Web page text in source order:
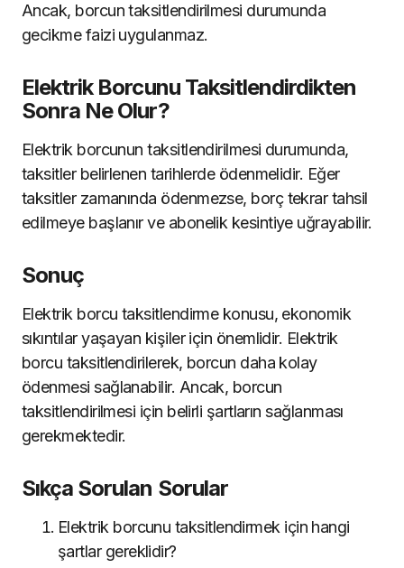
Ancak, borcun taksitlendirilmesi durumunda
gecikme faizi uygulanmaz.
Elektrik Borcunu Taksitlendirdikten
Sonra Ne Olur?
Elektrik borcunun taksitlendirilmesi durumunda,
taksitler belirlenen tarihlerde ödenmelidir. Eğer
taksitler zamanında ödenmezse, borç tekrar tahsil
edilmeye başlanır ve abonelik kesintiye uğrayabilir.
Sonuç
Elektrik borcu taksitlendirme konusu, ekonomik
sıkıntılar yaşayan kişiler için önemlidir. Elektrik
borcu taksitlendirilerek, borcun daha kolay
ödenmesi sağlanabilir. Ancak, borcun
taksitlendirilmesi için belirli şartların sağlanması
gerekmektedir.
Sıkça Sorulan Sorular
Elektrik borcunu taksitlendirmek için hangi
şartlar gereklidir?